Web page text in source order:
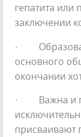
гепатита или
заключении
·
основного
окончании
· Важна и
присваивают